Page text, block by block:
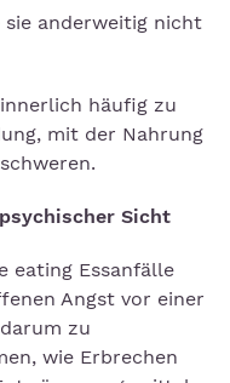
sie anderweitig nicht
häufig zu
mit der Nahrung
Sicht
eating Essanfälle
Angst vor einer
zu
wie Erbrechen